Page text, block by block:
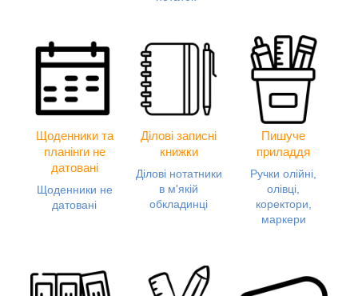
Щоденники та
планінги не
датовані
Щоденники не
датовані
Ділові записні
книжки
Ділові нотатники
в м'якій
обкладинці
Пишуче
приладдя
Ручки олійні,
олівці,
коректори,
маркери